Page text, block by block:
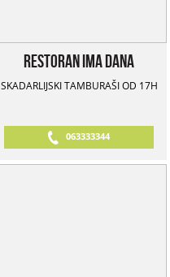
Restoran Ima Dana
SKADARLIJSKI TAMBURAŠI OD 17H
063333344